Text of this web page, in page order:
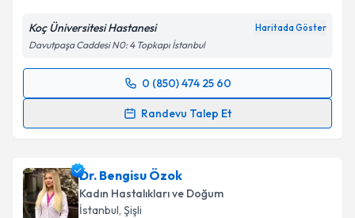
Koç Üniversitesi Hastanesi Haritada Göster
Davutpaşa Caddesi N0: 4 Topkapı İstanbul
0 (850) 474 25 60
Randevu Talep Et
Randevu Takvimi Talebi
takvim hazırlandığında e-posta ile bilgilendireceğiz.
E-posta Adresiniz
Dr. Bengisu Özok
Kadın Hastalıkları ve Doğum
İstanbul, Şişli